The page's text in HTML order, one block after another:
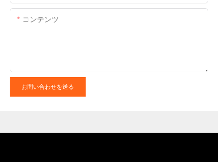
コンテンツ
お問い合わせを送る